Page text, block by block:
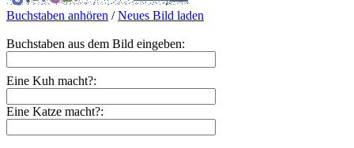
Buchstaben anhören /Neues Bild laden
Buchstaben aus dem Bild eingeben:
Eine Kuh macht?:
Eine Katze macht?: